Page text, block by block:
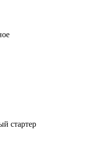
стартер